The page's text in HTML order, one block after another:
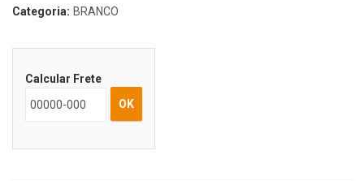
Categoria: BRANCO
Calcular Frete
OK